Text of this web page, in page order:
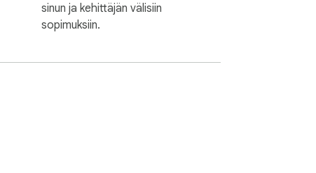
sinun ja kehittäjän välisiin
sopimuksiin.